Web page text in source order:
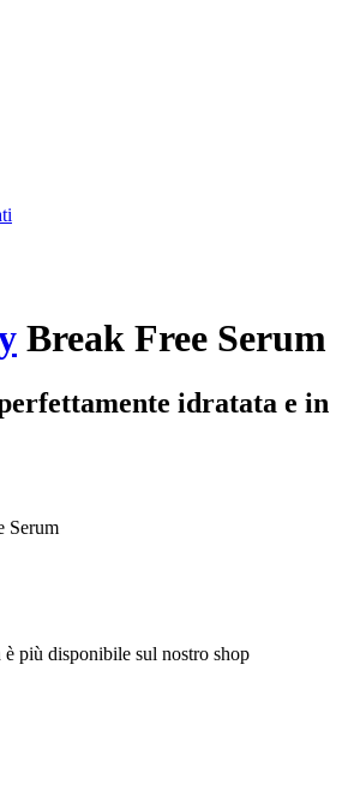
Break Free Serum
idratata e in
Serum
più disponibile sul nostro shop